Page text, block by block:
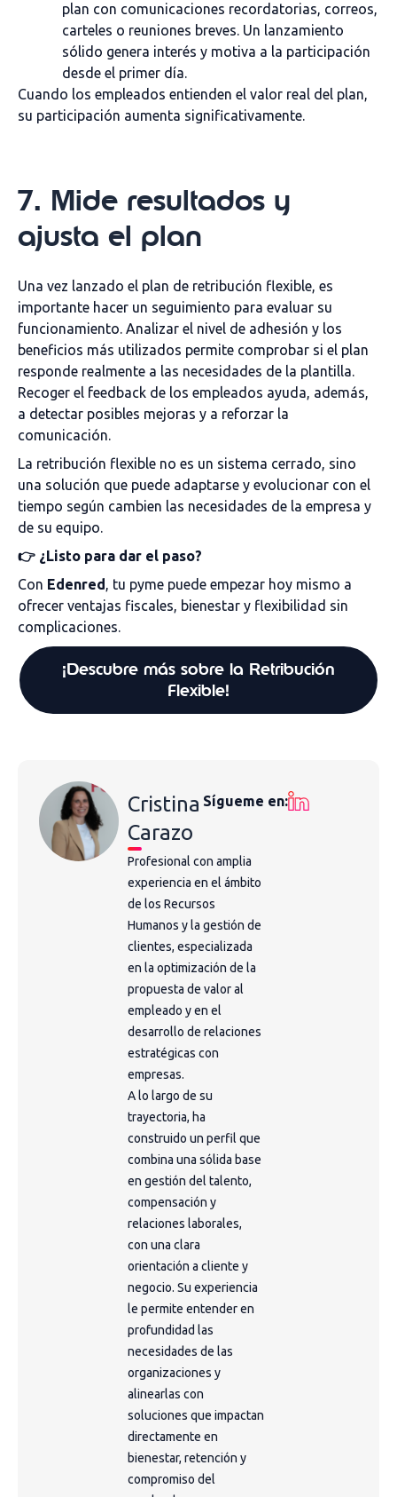
plan con comunicaciones recordatorias, correos,
carteles o reuniones breves. Un lanzamiento
sólido genera interés y motiva a la participación
desde el primer día.
Cuando los empleados entienden el valor real del plan,
su participación aumenta significativamente.
7. Mide resultados y
ajusta el plan
Una vez lanzado el plan de retribución flexible, es
importante hacer un seguimiento para evaluar su
funcionamiento. Analizar el nivel de adhesión y los
beneficios más utilizados permite comprobar si el plan
responde realmente a las necesidades de la plantilla.
Recoger el feedback de los empleados ayuda, además,
a detectar posibles mejoras y a reforzar la
comunicación.
La retribución flexible no es un sistema cerrado, sino
una solución que puede adaptarse y evolucionar con el
tiempo según cambien las necesidades de la empresa y
de su equipo.
👉 ¿Listo para dar el paso?
Con Edenred, tu pyme puede empezar hoy mismo a
ofrecer ventajas fiscales, bienestar y flexibilidad sin
complicaciones.
¡Descubre más sobre la Retribución
Flexible!
Cristina
Carazo
Profesional con amplia
experiencia en el ámbito
de los Recursos
Humanos y la gestión de
clientes, especializada
en la optimización de la
propuesta de valor al
empleado y en el
desarrollo de relaciones
estratégicas con
empresas.
A lo largo de su
trayectoria, ha
construido un perfil que
combina una sólida base
en gestión del talento,
compensación y
relaciones laborales,
con una clara
orientación a cliente y
negocio. Su experiencia
le permite entender en
profundidad las
necesidades de las
organizaciones y
alinearlas con
soluciones que impactan
directamente en
bienestar, retención y
compromiso del
Sígueme en: